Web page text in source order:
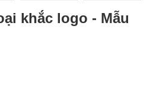
khắc logo - Mẫu